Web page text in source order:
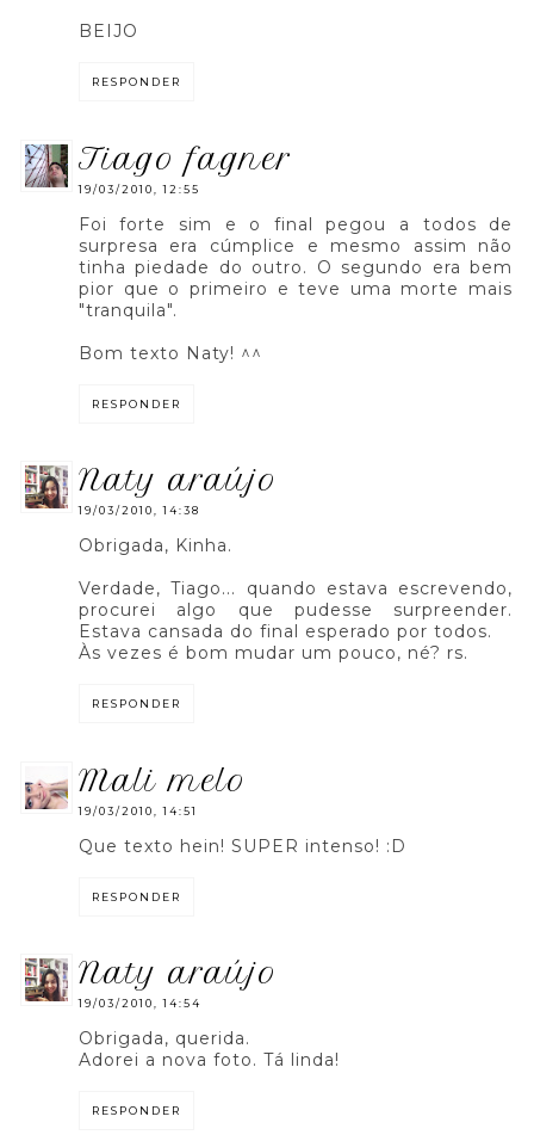
BEIJO
RESPONDER
tiago fagner
19/03/2010, 12:55
Foi forte sim e o final pegou a todos de
surpresa era cúmplice e mesmo assim não
tinha piedade do outro. O segundo era bem
pior que o primeiro e teve uma morte mais
"tranquila".
Bom texto Naty! ^^
RESPONDER
naty araújo
19/03/2010, 14:38
Obrigada, Kinha.
Verdade, Tiago... quando estava escrevendo,
procurei algo que pudesse surpreender.
Estava cansada do final esperado por todos.
Às vezes é bom mudar um pouco, né? rs.
RESPONDER
mali melo
19/03/2010, 14:51
Que texto hein! SUPER intenso! :D
RESPONDER
naty araújo
19/03/2010, 14:54
Obrigada, querida.
Adorei a nova foto. Tá linda!
RESPONDER